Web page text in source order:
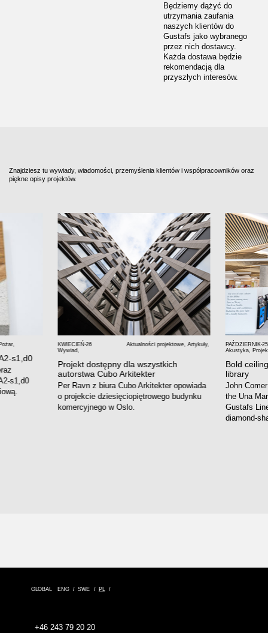
Będziemy dążyć do
utrzymania zaufania
naszych klientów do
Gustafs jako wybranego
przez nich dostawcy.
Każda dostawa będzie
rekomendacją dla
przyszłych interesów.
Znajdziesz tu wywiady, wiadomości, przemyślenia klientów i współpracowników oraz
piękne opisy projektów.
,
s1,d0
s1,d0
KWIECIEŃ-26 Aktualności projektowe, Artykuły,
Wywiad,
Projekt dostępny dla wszystkich
autorstwa Cubo Arkitekter
Per Ravn z biura Cubo Arkitekter opowiada
o projekcie dziesięciopiętrowego budynku
komercyjnego w Oslo.
PAŹDZIERNIK-25
Akustyka,
Bold
library
John
the Una
Gustafs
diamond-
GLOBAL ENG SWE PL
+46 243 79 20 20